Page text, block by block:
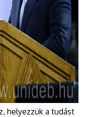
helyezzük a tudást